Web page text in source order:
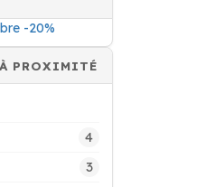
-20%
À PROXIMITÉ
4
3